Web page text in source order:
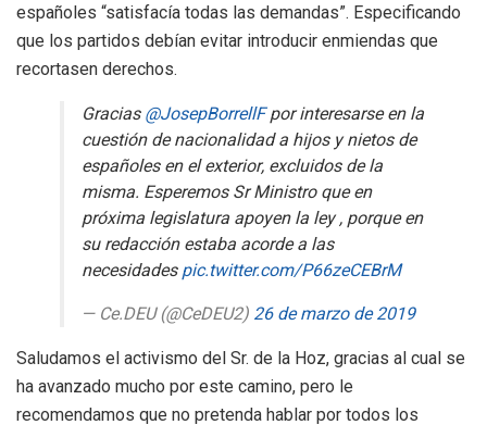
españoles “satisfacía todas las demandas”. Especificando
que los partidos debían evitar introducir enmiendas que
recortasen derechos.
Gracias@JosepBorrellFpor interesarse en la
cuestión de nacionalidad a hijos y nietos de
españoles en el exterior, excluidos de la
misma. Esperemos Sr Ministro que en
próxima legislatura apoyen la ley , porque en
su redacción estaba acorde a las
necesidadespic.twitter.com/P66zeCEBrM
— Ce.DEU (@CeDEU2) 26 de marzo de 2019
Saludamos el activismo del Sr. de la Hoz, gracias al cual se
ha avanzado mucho por este camino, pero le
recomendamos que no pretenda hablar por todos los